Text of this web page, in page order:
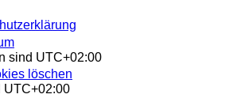
sind UTC+02:00
löschen
UTC+02:00